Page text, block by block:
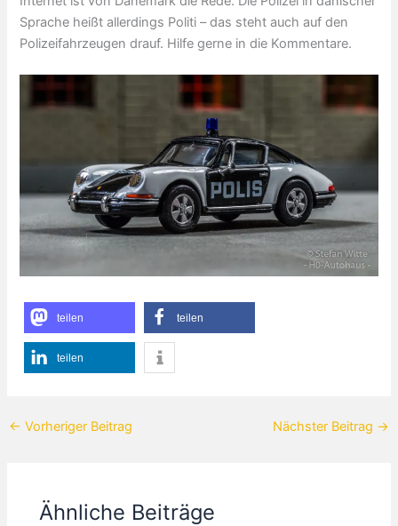
Sprache heißt allerdings Politi – das steht auch auf den
Polizeifahrzeugen drauf. Hilfe gerne in die Kommentare.
teilen teilen
teilen
← Vorheriger Beitrag Nächster Beitrag →
Ähnliche Beiträge